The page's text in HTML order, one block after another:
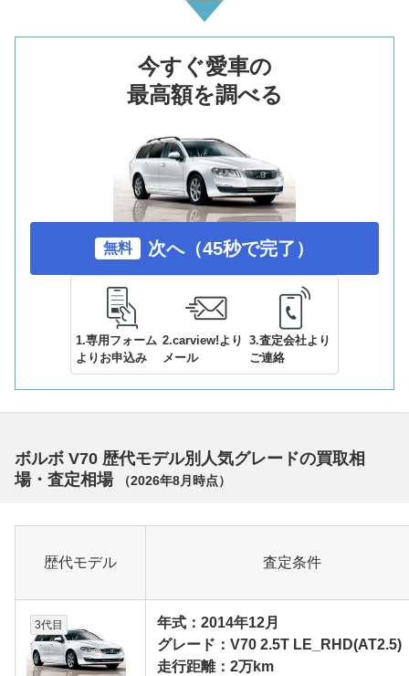
今すぐ愛車の
最高額を調べる
無料 次へ（45秒で完了）
1.専用フォーム
よりお申込み
2.carview!より
メール
3.査定会社より
ご連絡
ボルボ V70 歴代モデル別人気グレードの買取相
場・査定相場
（2026年8月 時点）
歴代モデル 査定条件
3代目
年式：2014年12月
グレード：V70 2.5T LE_RHD(AT2.5)
走行距離：2万km